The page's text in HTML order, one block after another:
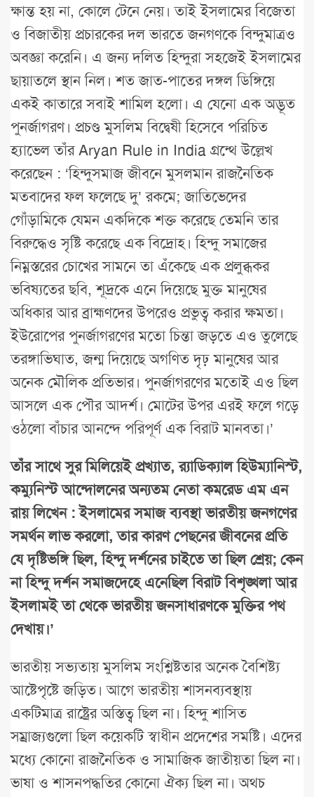
ক্ষান্ত হয় না, কোলে টেনে নেয়। তাই ইসলামের বিজেতা
ও বিজাতীয় প্রচারকের দল ভারতে জনগণকে বিন্দুমাত্রও
অবজ্ঞা করেনি। এ জন্য দলিত হিন্দুরা সহজেই ইসলামের
ছায়াতলে স্থান নিল। শত জাত-পাতের দঙ্গল ডিঙ্গিয়ে
একই কাতারে সবাই শামিল হলো। এ যেনো এক অদ্ভূত
পুনর্জাগরণ। প্রচণ্ড মুসলিম বিদ্বেষী হিসেবে পরিচিত
হ্যাভেল তাঁর Aryan Rule in India গ্রন্থে উল্লেখ
করেছেন : ‘হিন্দুসমাজ জীবনে মুসলমান রাজনৈতিক
মতবাদের ফল ফলেছে দু’ রকমে; জাতিভেদের
গোঁড়ামিকে যেমন একদিকে শক্ত করেছে তেমনি তার
বিরুদ্ধেও সৃষ্টি করেছে এক বিদ্রোহ। হিন্দু সমাজের
নিম্নস্তরের চোখের সামনে তা এঁকেছে এক প্রলুব্ধকর
ভবিষ্যতের ছবি, শূদ্রকে এনে দিয়েছে মুক্ত মানুষের
অধিকার আর ব্রাহ্মণদের উপরেও প্রভুত্ব করার ক্ষমতা।
ইউরোপের পুনর্জাগরণের মতো চিন্তা জড়তে এও তুলেছে
তরঙ্গাভিঘাত, জন্ম দিয়েছে অগণিত দৃঢ় মানুষের আর
অনেক মৌলিক প্রতিভার। পুনর্জাগরণের মতোই এও ছিল
আসলে এক পৌর আদর্শ। মোটের উপর এরই ফলে গড়ে
ওঠলো বাঁচার আনন্দে পরিপূর্ণ এক বিরাট মানবতা।’
তাঁর সাথে সুর মিলিয়েই প্রখ্যাত, র‌্যাডিক্যাল হিউম্যানিস্ট,
কম্যুনিস্ট আন্দোলনের অন্যতম নেতা কমরেড এম এন
রায় লিখেন : ইসলামের সমাজ ব্যবস্থা ভারতীয় জনগণের
সমর্থন লাভ করলো, তার কারণ পেছনের জীবনের প্রতি
যে দৃষ্টিভঙ্গি ছিল, হিন্দু দর্শনের চাইতে তা ছিল শ্রেয়; কেন
না হিন্দু দর্শন সমাজদেহে এনেছিল বিরাট বিশৃঙ্খলা আর
ইসলামই তা থেকে ভারতীয় জনসাধারণকে মুক্তির পথ
দেখায়।’
ভারতীয় সভ্যতায় মুসলিম সংশ্লিষ্টতার অনেক বৈশিষ্ট্য
আষ্টেপৃষ্টে জড়িত। আগে ভারতীয় শাসনব্যবস্থায়
একটিমাত্র রাষ্ট্রের অস্তিত্ব ছিল না। হিন্দু শাসিত
সম্রাজ্যগুলো ছিল কয়েকটি স্বাধীন প্রদেশের সমষ্টি। এদের
মধ্যে কোনো রাজনৈতিক ও সামাজিক জাতীয়তা ছিল না।
ভাষা ও শাসনপদ্ধতির কোনো ঐক্য ছিল না। অথচ